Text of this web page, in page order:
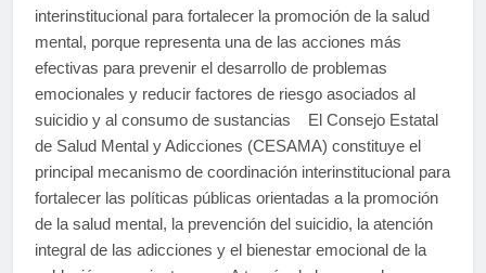
interinstitucional para fortalecer la promoción de la salud
mental, porque representa una de las acciones más
efectivas para prevenir el desarrollo de problemas
emocionales y reducir factores de riesgo asociados al
suicidio y al consumo de sustancias El Consejo Estatal
de Salud Mental y Adicciones (CESAMA) constituye el
principal mecanismo de coordinación interinstitucional para
fortalecer las políticas públicas orientadas a la promoción
de la salud mental, la prevención del suicidio, la atención
integral de las adicciones y el bienestar emocional de la